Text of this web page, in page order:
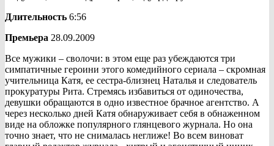
Длительность 6:56
Премьера 28.09.2009
Все мужики – сволочи: в этом еще раз убеждаются три
симпатичные героини этого комедийного сериала – скромная
учительница Катя, ее сестра-близнец Наталья и следователь
прокуратуры Рита. Стремясь избавиться от одиночества,
девушки обращаются в одно известное брачное агентство. А
через несколько дней Катя обнаруживает себя в обнаженном
виде на обложке популярного глянцевого журнала. Но она
точно знает, что не снималась неглиже! Во всем виноват